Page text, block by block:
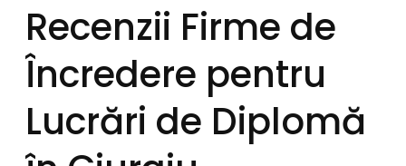
Recenzii Firme de
Încredere pentru
Lucrări de Diplomă